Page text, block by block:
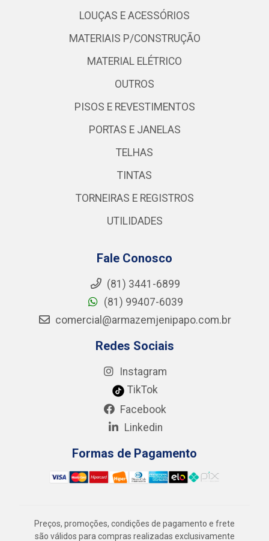
LOUÇAS E ACESSÓRIOS
MATERIAIS P/CONSTRUÇÃO
MATERIAL ELÉTRICO
OUTROS
PISOS E REVESTIMENTOS
PORTAS E JANELAS
TELHAS
TINTAS
TORNEIRAS E REGISTROS
UTILIDADES
Fale Conosco
(81) 3441-6899
(81) 99407-6039
comercial@armazemjenipapo.com.br
Redes Sociais
Instagram
TikTok
Facebook
Linkedin
Formas de Pagamento
Preços, promoções, condições de pagamento e frete
são válidos para compras realizadas exclusivamente